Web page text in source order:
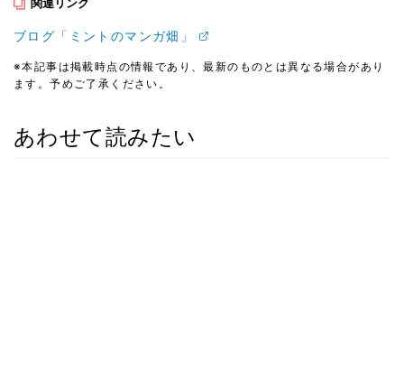
ブログ「ミントのマンガ畑」
※本記事は掲載時点の情報であり、最新のものとは異なる場合があり
ます。予めご了承ください。
あわせて読みたい